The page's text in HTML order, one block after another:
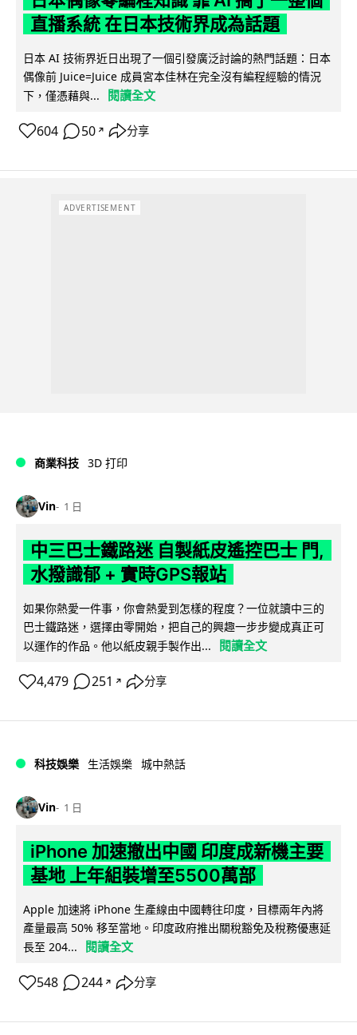
直播系統 在日本技術界成為話題
日本 AI 技術界近日出現了一個引發廣泛討論的熱門話題：日本
偶像前 Juice=Juice 成員宮本佳林在完全沒有編程經驗的情況
下，僅憑藉與...
閱讀全文
604 50 ↗ 分享
ADVERTISEMENT
商業科技 3D 打印
Vin 1 日
中三巴士鐵路迷 自製紙皮遙控巴士 門,
水撥識郁 + 實時GPS報站
如果你熱愛一件事，你會熱愛到怎樣的程度？一位就讀中三的
巴士鐵路迷，選擇由零開始，把自己的興趣一步步變成真正可
以運作的作品。他以紙皮親手製作出...
閱讀全文
4,479 251 ↗ 分享
科技娛樂 生活娛樂 城中熱話
Vin 1 日
iPhone 加速撤出中國 印度成新機主要
基地 上年組裝增至5500萬部
Apple 加速將 iPhone 生產線由中國轉往印度，目標兩年內將
產量最高 50% 移至當地。印度政府推出關稅豁免及稅務優惠延
長至 204...
閱讀全文
548 244 ↗ 分享